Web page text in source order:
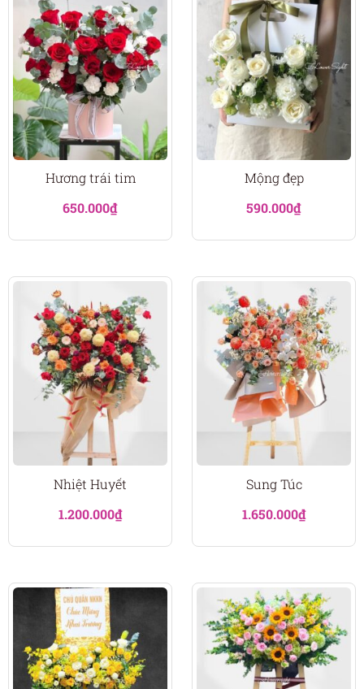
Hương trái tim
650.000₫
Mộng đẹp
590.000₫
Nhiệt Huyết
1.200.000₫
Sung Túc
1.650.000₫